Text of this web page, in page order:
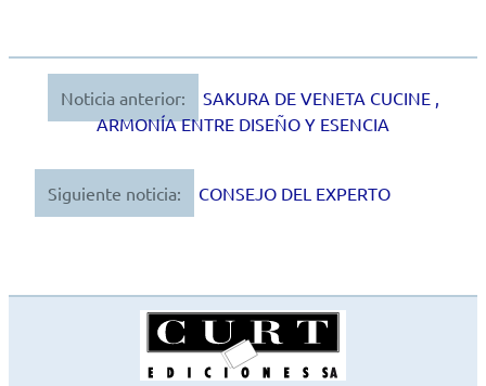
Navegación
entradas
Noticia anterior:
SAKURA DE VENETA CUCINE ,
ARMONÍA ENTRE DISEÑO Y ESENCIA
Siguiente noticia: CONSEJO DEL EXPERTO